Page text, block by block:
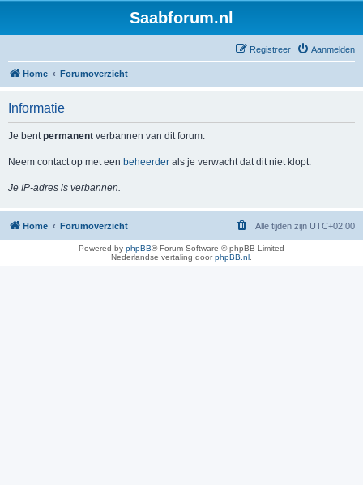
Saabforum.nl
Aanmelden
Registreer
Home Forumoverzicht
Informatie
Je bentpermanent verbannen van dit forum.
Neem contact op met een beheerder als je verwacht dat dit niet klopt.
Je IP-adres is verbannen.
Home Forumoverzicht Alle tijden zijn UTC+02:00
Powered by phpBB® Forum Software © phpBB Limited
Nederlandse vertaling doorphpBB.nl